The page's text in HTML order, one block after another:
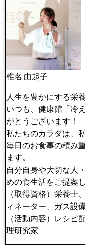
椎名 由起子
人生を豊かにする栄
いつも、健康館「冷
がとうございます！
私たちのカラダは、
毎日のお食事の積み
ます。
自分自身や大切な人
めの食生活をご提案
（取得資格）栄養士
ィネーター、ガス設
（活動内容）レシピ
理研究家